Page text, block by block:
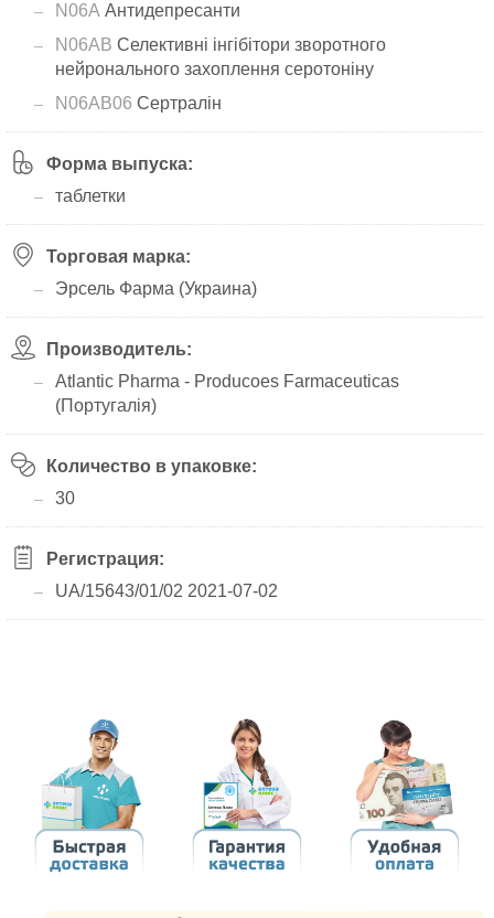
N06A Антидепресанти
N06AB Селективні інгібітори зворотного
нейронального захоплення серотоніну
N06AB06 Сертралін
Форма выпуска:
таблетки
Торговая марка:
Эрсель Фарма (Украина)
Производитель:
Atlantic Pharma - Producoes Farmaceuticas
(Португалія)
Количество в упаковке:
30
Регистрация:
UA/15643/01/02 2021-07-02